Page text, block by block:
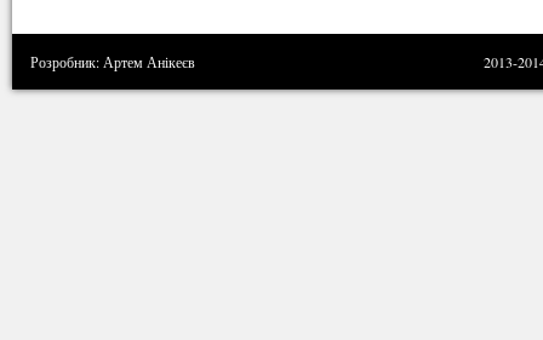
Розробник: Артем Анікеєв 2013-